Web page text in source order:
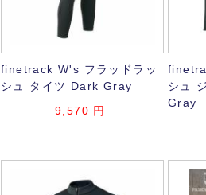
finetrack W's フラッドラッ
シュ タイツ Dark Gray
9,570 円
シュ
Gray